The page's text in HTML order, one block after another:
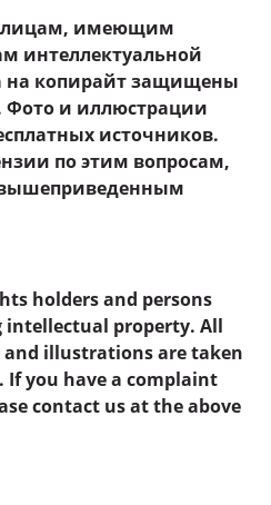
лицам, имеющим
интеллектуальной
на копирайт защищены
Фото и иллюстрации
источников.
по этим вопросам,
holders and persons
property. All
and illustrations are taken
If you have a complaint
contact us at the above